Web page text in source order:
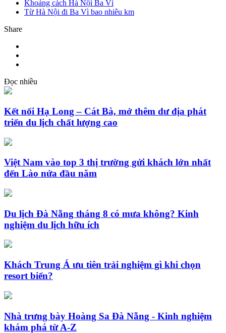
Khoảng cách Hà Nội Ba Vì
Từ Hà Nội đi Ba Vì bao nhiêu km
Share
Đọc nhiều
Kết nối Hạ Long – Cát Bà, mở thêm dư địa phát
triển du lịch chất lượng cao
Việt Nam vào top 3 thị trường gửi khách lớn nhất
đến Lào nửa đầu năm
Du lịch Đà Nẵng tháng 8 có mưa không? Kinh
nghiệm du lịch hữu ích
Khách Trung Á ưu tiên trải nghiệm gì khi chọn
resort biển?
Nhà trưng bày Hoàng Sa Đà Nẵng - Kinh nghiệm
khám phá từ A-Z